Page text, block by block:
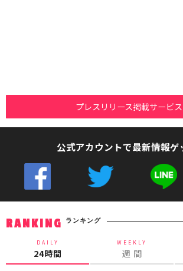
プレスリリース掲載サービス
公式アカウントで最新情報ゲ
RANKING ランキング
DAILY
24時間
WEEKLY
週 間